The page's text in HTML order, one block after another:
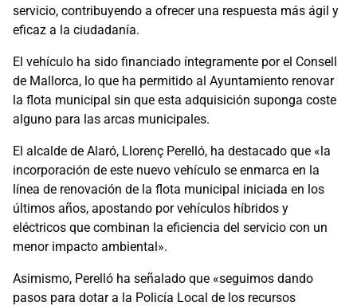
servicio, contribuyendo a ofrecer una respuesta más ágil y
eficaz a la ciudadanía.
El vehículo ha sido financiado íntegramente por el Consell
de Mallorca, lo que ha permitido al Ayuntamiento renovar
la flota municipal sin que esta adquisición suponga coste
alguno para las arcas municipales.
El alcalde de Alaró, Llorenç Perelló, ha destacado que «la
incorporación de este nuevo vehículo se enmarca en la
línea de renovación de la flota municipal iniciada en los
últimos años, apostando por vehículos híbridos y
eléctricos que combinan la eficiencia del servicio con un
menor impacto ambiental».
Asimismo, Perelló ha señalado que «seguimos dando
pasos para dotar a la Policía Local de los recursos